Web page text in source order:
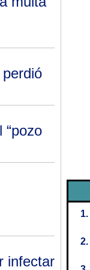
“pozo
infectar